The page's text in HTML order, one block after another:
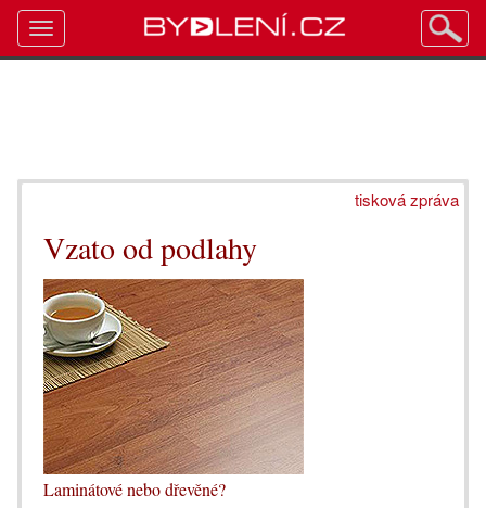
tisková zpráva
Vzato od podlahy
Laminátové nebo dřevěné?
Toggle
navigation